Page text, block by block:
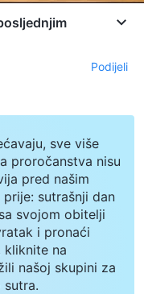
Podijeli
sve više
proročanstva nisu
pred našim
sutrašnji dan
svojom obitelji
i pronaći
kliknite na
našoj skupini za
sutra.